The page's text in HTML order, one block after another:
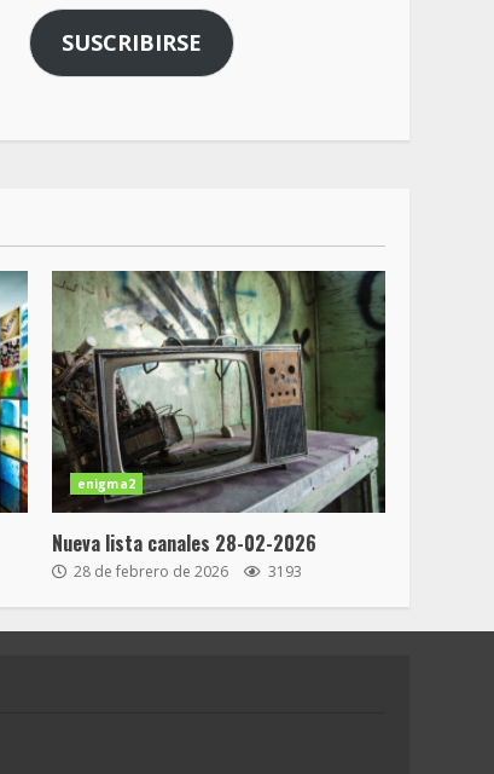
SUSCRIBIRSE
enigma2
Nueva lista canales 28-02-2026
28 de febrero de 2026 3193